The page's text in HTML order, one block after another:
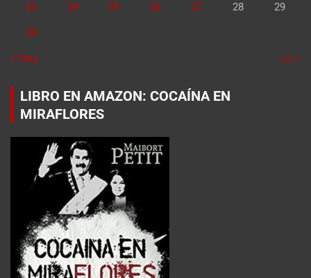
23 24 25 26 27 28 29
30
« May Jul »
LIBRO EN AMAZON: COCAÍNA EN
MIRAFLORES